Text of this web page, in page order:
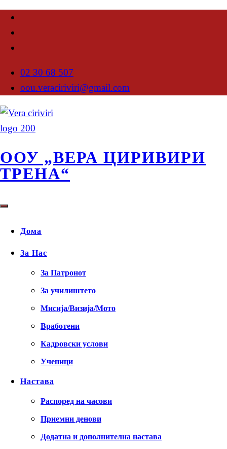
02 30 68 507
oou.veraciriviri@gmail.com
ООУ „ВЕРА ЦИРИВИРИ
ТРЕНА“
Дома
За Нас
За Патронот
За училиштето
Мисија/Визија/Мото
Вработени
Кадровски услови
Ученици
Настава
Распоред на часови
Приемни денови
Додатна и дополнителна настава